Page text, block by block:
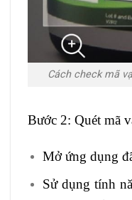
Cách check mã
Bước 2: Quét mã
Mở ứng dụng
Sử dụng tính